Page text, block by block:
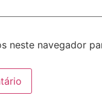
neste navegador